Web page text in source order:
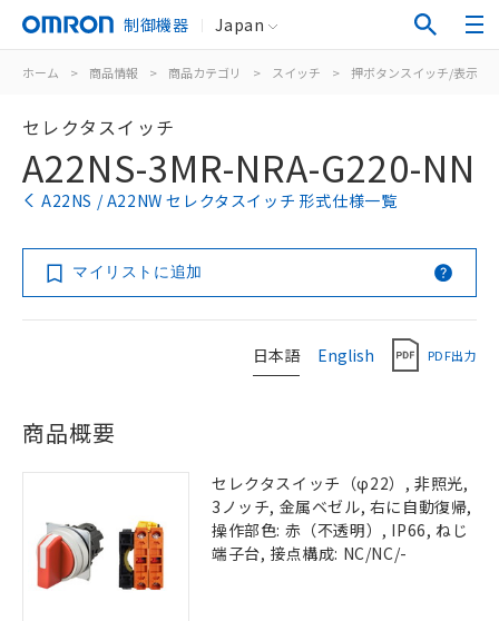
制御機器 Japan
ホーム > 商品情報 > 商品カテゴリ > スイッチ > 押ボタンスイッチ/表示灯
セレクタスイッチ
A22NS-3MR-NRA-G220-NN
A22NS / A22NW セレクタスイッチ 形式仕様一覧
マイリストに追加
日本語 English PDF出力
商品概要
セレクタスイッチ（φ22）, 非照光,
3ノッチ, 金属ベゼル, 右に自動復帰,
操作部色: 赤（不透明）, IP66, ねじ
端子台, 接点構成: NC/NC/-